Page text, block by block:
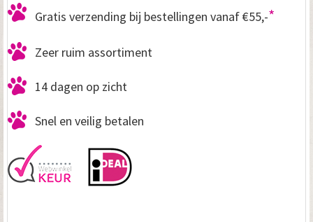
Gratis verzending bij bestellingen vanaf €55,-*
Zeer ruim assortiment
14 dagen op zicht
Snel en veilig betalen